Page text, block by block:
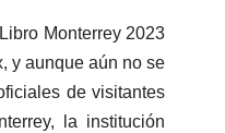
Monterrey 2023
y aunque aún no se
de visitantes
la institución